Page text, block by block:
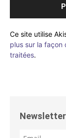
Ce site utilise
plus sur la façon
traitées.
Newsletter